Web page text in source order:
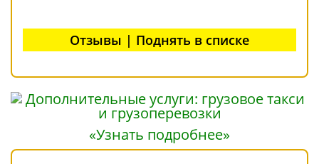
Отзывы | Поднять в списке
«Узнать подробнее»